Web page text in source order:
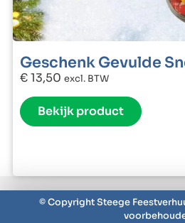
Geschenk Gevulde
€13,50 excl. BTW
Bekijk product
© Copyright Steege